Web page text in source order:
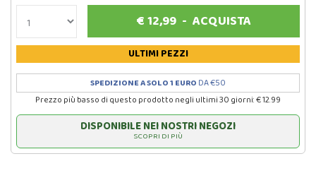
€12,99- ACQUISTA
ULTIMI PEZZI
SPEDIZIONE A SOLO 1 EURO DA €50
Prezzo più basso di questo prodotto negli ultimi 30 giorni: € 12.99
DISPONIBILE NEI NOSTRI NEGOZI
SCOPRI DI PIÙ